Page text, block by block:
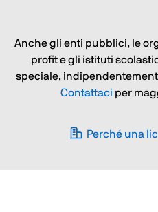
Anche gli enti pubblici, le
profit e gli istituti
speciale,
Contattaci per
Perché una